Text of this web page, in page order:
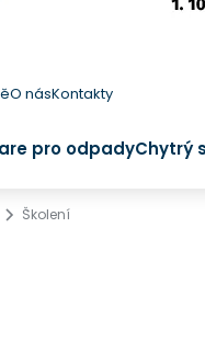
O násKontakty
pro odpadyChytrý
Školení